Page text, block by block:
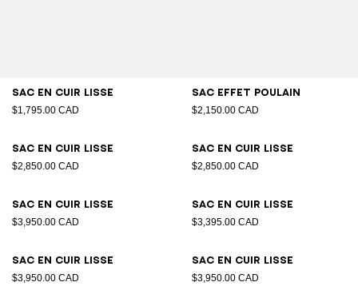
Sac en cuir lisse
$1,795.00 CAD
Sac effet poulain
$2,150.00 CAD
Sac en cuir lisse
$2,850.00 CAD
Sac en cuir lisse
$2,850.00 CAD
Sac en cuir lisse
$3,950.00 CAD
Sac en cuir lisse
$3,395.00 CAD
Sac en cuir lisse
$3,950.00 CAD
Sac en cuir lisse
$3,950.00 CAD